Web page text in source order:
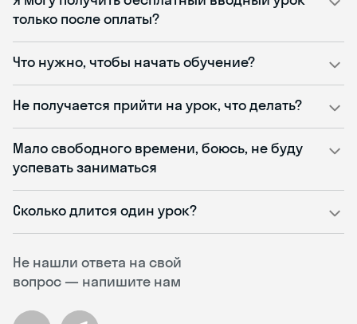
Не нашли ответа на свой
вопрос — напишите нам
только после оплаты?
Что нужно, чтобы начать обучение?
Не получается прийти на урок, что делать?
Мало свободного времени, боюсь, не буду
успевать заниматься
Сколько длится один урок?